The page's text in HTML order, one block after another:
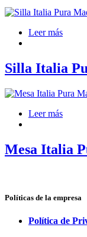
Leer más
Silla Italia
Leer más
Mesa Italia
Políticas de la empresa
Política de